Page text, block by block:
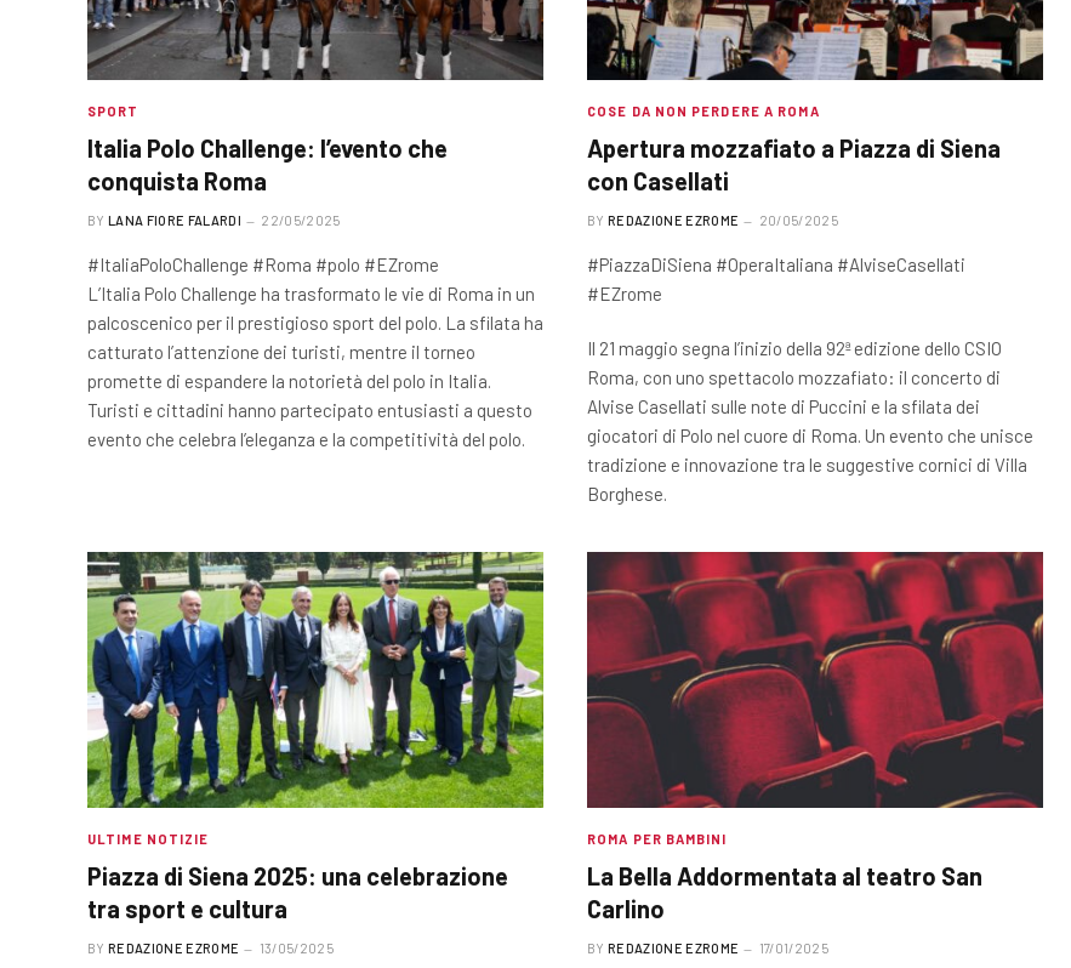
SPORT
Italia Polo Challenge: l’evento che
conquista Roma
BY LANA FIORE FALARDI 22/05/2025
#ItaliaPoloChallenge #Roma #polo #EZrome
L’Italia Polo Challenge ha trasformato le vie di Roma in un
palcoscenico per il prestigioso sport del polo. La sfilata ha
catturato l’attenzione dei turisti, mentre il torneo
promette di espandere la notorietà del polo in Italia.
Turisti e cittadini hanno partecipato entusiasti a questo
evento che celebra l’eleganza e la competitività del polo.
COSE DA NON PERDERE A ROMA
Apertura mozzafiato a Piazza di Siena
con Casellati
BY REDAZIONE EZROME 20/05/2025
#PiazzaDiSiena #OperaItaliana #AlviseCasellati
#EZrome
Il 21 maggio segna l’inizio della 92ª edizione dello CSIO
Roma, con uno spettacolo mozzafiato: il concerto di
Alvise Casellati sulle note di Puccini e la sfilata dei
giocatori di Polo nel cuore di Roma. Un evento che unisce
tradizione e innovazione tra le suggestive cornici di Villa
Borghese.
ULTIME NOTIZIE
Piazza di Siena 2025: una celebrazione
tra sport e cultura
BY REDAZIONE EZROME 13/05/2025
ROMA PER BAMBINI
La Bella Addormentata al teatro San
Carlino
BY REDAZIONE EZROME 17/01/2025